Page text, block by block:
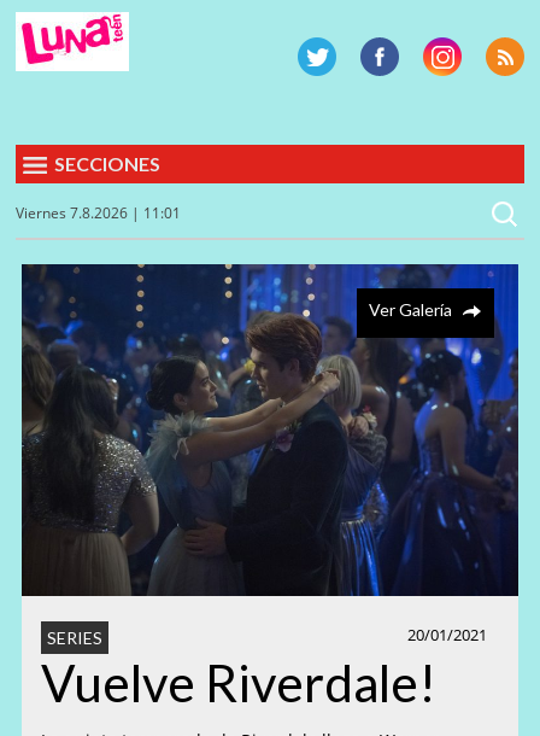
SECCIONES
Viernes 7.8.2026 | 11:01
Ver Galería
20/01/2021
SERIES
Vuelve Riverdale!